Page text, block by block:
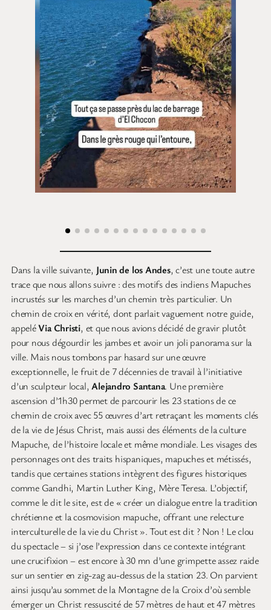
Dans la ville suivante, Junin de los Andes, c’est une toute autre
trace que nous allons suivre : des motifs des indiens Mapuches
incrustés sur les marches d’un chemin très particulier. Un
chemin de croix en vérité, dont parlait vaguement notre guide,
appeléVia Christi, et que nous avions décidé de gravir plutôt
pour nous dégourdir les jambes et avoir un joli panorama sur la
ville. Mais nous tombons par hasard sur une œuvre
exceptionnelle, le fruit de 7 décennies de travail à l’initiative
d’un sculpteur local,Alejandro Santana. Une première
ascension d’1h30 permet de parcourir les 23 stations de ce
chemin de croix avec 55 œuvres d’art retraçant les moments clés
de la vie de Jésus Christ, mais aussi des éléments de la culture
Mapuche, de l’histoire locale et même mondiale. Les visages des
personnages ont des traits hispaniques, mapuches et métissés,
tandis que certaines stations intègrent des figures historiques
comme Gandhi, Martin Luther King, Mère Teresa. L’objectif,
comme le dit le site, est de « créer un dialogue entre la tradition
chrétienne et la cosmovision mapuche, offrant une relecture
interculturelle de la vie du Christ ». Tout est dit ? Non ! Le clou
du spectacle – si j’ose l’expression dans ce contexte intégrant
une crucifixion – est encore à 30 mn d’une grimpette assez raide
sur un sentier en zig-zag au-dessus de la station 23. On parvient
ainsi jusqu’au sommet de la Montagne de la Croix d’où semble
émerger un Christ ressuscité de 57 mètres de haut et 47 mètres